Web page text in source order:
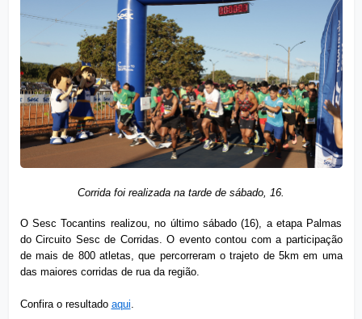
Corrida foi realizada na tarde de sábado, 16.
O Sesc Tocantins realizou, no último sábado (16), a etapa Palmas
do Circuito Sesc de Corridas. O evento contou com a participação
de mais de 800 atletas, que percorreram o trajeto de 5km em uma
das maiores corridas de rua da região.
Confira o resultado aqui.